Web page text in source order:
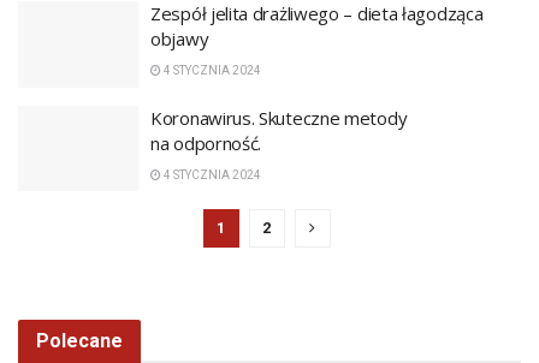
Zespół jelita drażliwego – dieta łagodząca
objawy
4 STYCZNIA 2024
Koronawirus. Skuteczne metody
na odporność.
4 STYCZNIA 2024
1 2
Polecane